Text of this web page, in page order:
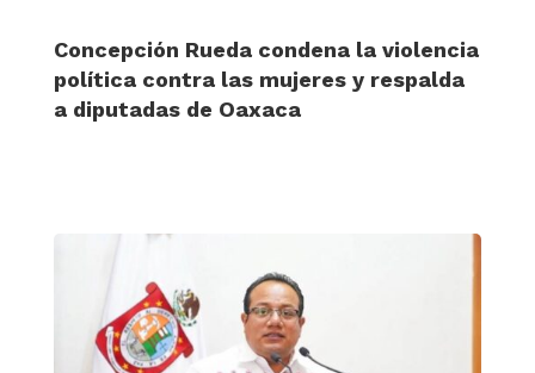
Concepción Rueda condena la violencia
política contra las mujeres y respalda
a diputadas de Oaxaca